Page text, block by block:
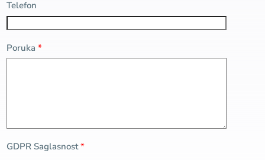
Telefon
Poruka *
GDPR Saglasnost*